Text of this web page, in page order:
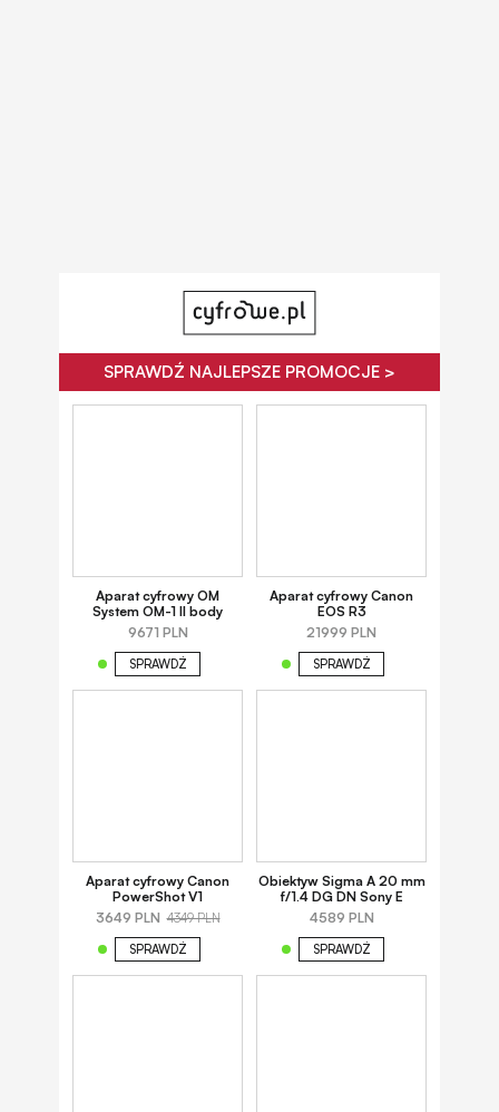
SPRAWDŹ NAJLEPSZE PROMOCJE >
Aparat cyfrowy OM
System OM-1 II body
9671 PLN
SPRAWDŹ
Aparat cyfrowy Canon
EOS R3
21999 PLN
SPRAWDŹ
Aparat cyfrowy Canon
PowerShot V1
3649 PLN 4349 PLN
SPRAWDŹ
Obiektyw Sigma A 20 mm
f/1.4 DG DN Sony E
4589 PLN
SPRAWDŹ